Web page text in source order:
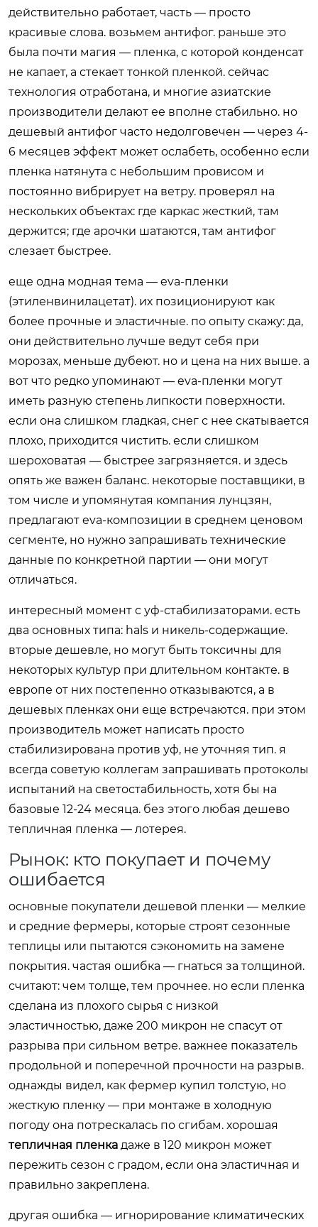
действительно работает, часть — просто
красивые слова. возьмем антифог. раньше это
была почти магия — пленка, с которой конденсат
не капает, а стекает тонкой пленкой. сейчас
технология отработана, и многие азиатские
производители делают ее вполне стабильно. но
дешевый антифог часто недолговечен — через 4-
6 месяцев эффект может ослабеть, особенно если
пленка натянута с небольшим провисом и
постоянно вибрирует на ветру. проверял на
нескольких объектах: где каркас жесткий, там
держится; где арочки шатаются, там антифог
слезает быстрее.
еще одна модная тема — eva-пленки
(этиленвинилацетат). их позиционируют как
более прочные и эластичные. по опыту скажу: да,
они действительно лучше ведут себя при
морозах, меньше дубеют. но и цена на них выше. а
вот что редко упоминают — eva-пленки могут
иметь разную степень липкости поверхности.
если она слишком гладкая, снег с нее скатывается
плохо, приходится чистить. если слишком
шероховатая — быстрее загрязняется. и здесь
опять же важен баланс. некоторые поставщики, в
том числе и упомянутая компания лунцзян,
предлагают eva-композиции в среднем ценовом
сегменте, но нужно запрашивать технические
данные по конкретной партии — они могут
отличаться.
интересный момент с уф-стабилизаторами. есть
два основных типа: hals и никель-содержащие.
вторые дешевле, но могут быть токсичны для
некоторых культур при длительном контакте. в
европе от них постепенно отказываются, а в
дешевых пленках они еще встречаются. при этом
производитель может написать просто
стабилизирована против уф, не уточняя тип. я
всегда советую коллегам запрашивать протоколы
испытаний на светостабильность, хотя бы на
базовые 12-24 месяца. без этого любая дешево
тепличная пленка — лотерея.
Рынок: кто покупает и почему
ошибается
основные покупатели дешевой пленки — мелкие
и средние фермеры, которые строят сезонные
теплицы или пытаются сэкономить на замене
покрытия. частая ошибка — гнаться за толщиной.
считают: чем толще, тем прочнее. но если пленка
сделана из плохого сырья с низкой
эластичностью, даже 200 микрон не спасут от
разрыва при сильном ветре. важнее показатель
продольной и поперечной прочности на разрыв.
однажды видел, как фермер купил толстую, но
жесткую пленку — при монтаже в холодную
погоду она потрескалась по сгибам. хорошая
тепличная пленка даже в 120 микрон может
пережить сезон с градом, если она эластичная и
правильно закреплена.
другая ошибка — игнорирование климатических